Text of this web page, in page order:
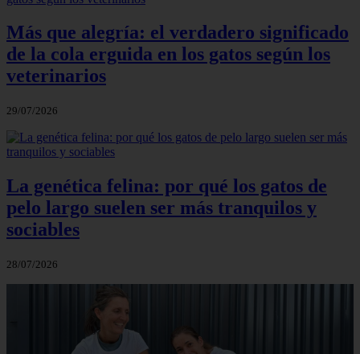
Más que alegría: el verdadero significado
de la cola erguida en los gatos según los
veterinarios
29/07/2026
La genética felina: por qué los gatos de
pelo largo suelen ser más tranquilos y
sociables
28/07/2026